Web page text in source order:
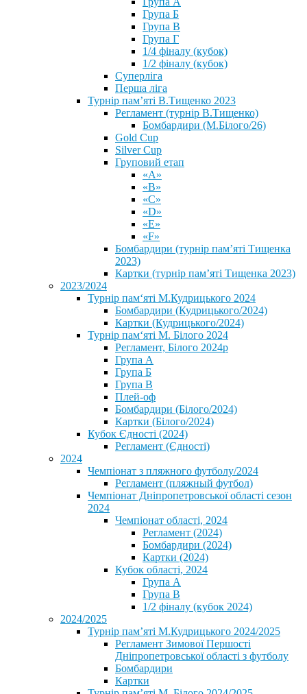
Група Б
Група В
Група Г
1/4 фіналу (кубок)
1/2 фіналу (кубок)
Суперліга
Перша ліга
Турнір пам’яті В.Тищенко 2023
Регламент (турнір В.Тищенко)
Бомбардири (М.Білого/26)
Gold Cup
Silver Cup
Груповий етап
«А»
«В»
«С»
«D»
«Е»
«F»
Бомбардири (турнір пам’яті Тищенка
2023)
Картки (турнір пам’яті Тищенка 2023)
2023/2024
⁨Турнір пам‘яті М.Кудрицького 2024
Бомбардири (Кудрицького/2024)
Картки (Кудрицького/2024)
⁨Турнір пам‘яті М. Білого 2024⁩
Регламент, Білого 2024р
Група А
Група Б
Група В
Плей-оф
Бомбардири (Білого/2024)
Картки (Білого/2024)
Кубок Єдності (2024)
Регламент (Єдності)
2024
Чемпіонат з пляжного футболу/2024
Регламент (пляжный футбол)
Чемпіонат Дніпропетровської області сезон
2024
Чемпіонат області, 2024
Регламент (2024)
Бомбардири (2024)
Картки (2024)
Кубок області, 2024
Група А
Група В
1/2 фіналу (кубок 2024)
2024/2025
Турнір пам’яті М.Кудрицького 2024/2025
Регламент Зимової Першості
Дніпропетровської області з футболу
Бомбардири
Картки